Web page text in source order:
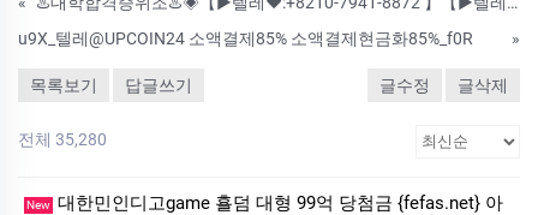
u9X_텔레@UPCOIN24 소액결제85% 소액결제현금화85%_f0R
»
목록보기 답글쓰기 글수정 글삭제
전체 35,280
New 대한민인디­고ga­me 횰덤 대형 99억 당첨금 {fefas.net} 아